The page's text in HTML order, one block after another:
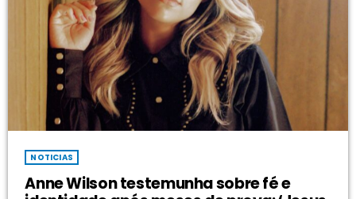
NOTICIAS
Anne Wilson testemunha sobre fé e